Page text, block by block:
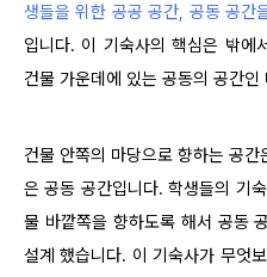
생들을 위한 공공 공간, 공동 공간
입니다. 이 기숙사의 핵심은 밖에
건물 가운데에 있는 공동의 공간인
건물 안쪽의 마당으로 향하는 공
은 공동 공간입니다. 학생들의 기
물 바깥쪽을 향하도록 해서 공동
설계 했습니다. 이 기숙사가 무엇